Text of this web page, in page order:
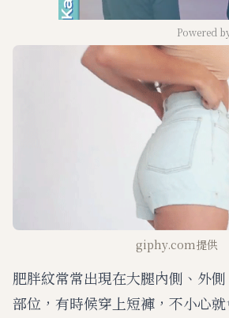
Powered
giphy.com提供
肥胖紋常常出現在大腿內側、外
部位，有時候穿上短褲，不小心